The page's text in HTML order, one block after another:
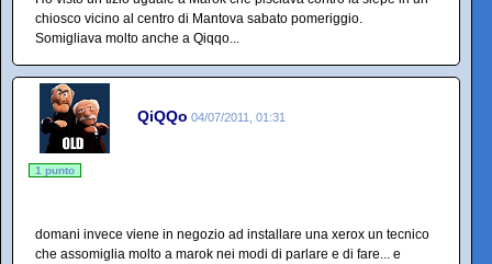
chiosco vicino al centro di Mantova sabato pomeriggio.
Somigliava molto anche a Qiqqo...
QiQQo 04/07/2011, 01:31
1 punto
domani invece viene in negozio ad installare una xerox un tecnico
che assomiglia molto a marok nei modi di parlare e di fare... e